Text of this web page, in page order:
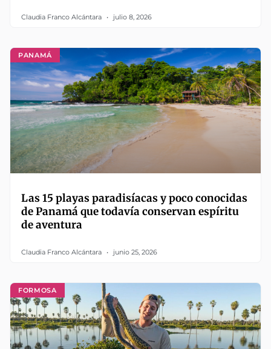
Claudia Franco Alcántara julio 8, 2026
PANAMÁ
Las 15 playas paradisíacas y poco conocidas
de Panamá que todavía conservan espíritu
de aventura
Claudia Franco Alcántara junio 25, 2026
FORMOSA